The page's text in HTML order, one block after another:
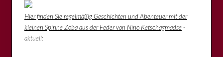
Hier finden Sie regelmäßig Geschichten und Abenteuer mit der
kleinen Spinne Zoba aus der Feder von Nino Ketschagmadse-
aktuell: